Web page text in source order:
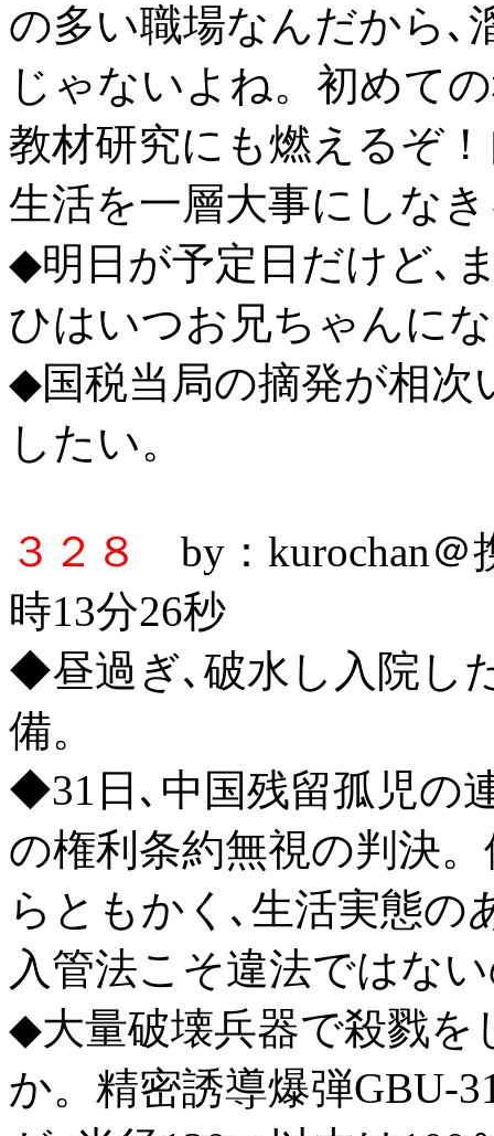
の多い職場なんだから､
じゃないよね。初めて
教材研究にも燃えるぞ
生活を一層大事にしな
◆明日が予定日だけど､
ひはいつお兄ちゃんに
◆国税当局の摘発が相次
したい。
３２８
by：kurochan
時13分26秒
◆昼過ぎ､破水し入院し
備。
◆31日､中国残留孤児の
の権利条約無視の判決
らともかく､生活実態の
入管法こそ違法ではな
◆大量破壊兵器で殺戮を
か。精密誘導爆弾GBU-